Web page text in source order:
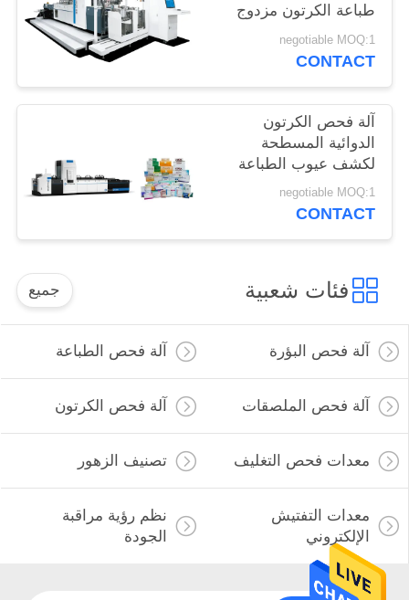
طباعة الكرتون مزدوج
التغذية
negotiable MOQ:1
CONTACT
آلة فحص الكرتون
الدوائية المسطحة
لكشف عيوب الطباعة
negotiable MOQ:1
CONTACT
فئات شعبية جميع
آلة فحص البؤرة آلة فحص الطباعة
آلة فحص الملصقات آلة فحص الكرتون
معدات فحص التغليف تصنيف الزهور
معدات التفتيش
الإلكتروني
نظم رؤية مراقبة
الجودة